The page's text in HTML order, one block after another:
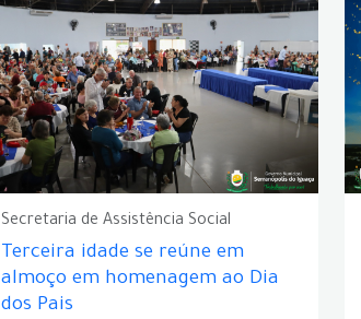
Secretaria de Assistência Social
Terceira idade se reúne em
almoço em homenagem ao Dia
dos Pais